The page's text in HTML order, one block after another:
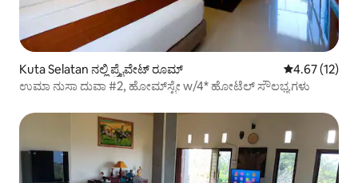
Kuta Selatan ನಲ್ಲಿ ಪ್ರೈವೇಟ್ ರೂಮ್ 5 ರಲ್ಲಿ 4.67
4.67 (12)
ಉಮಾ ನುಸಾ ದುವಾ #2, ಹೋಮ್‌ಸ್ಟೇ w/4* ಹೋಟೆಲ್ ಸೌಲಭ್ಯಗಳು